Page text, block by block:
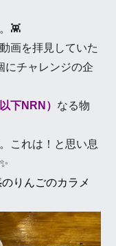
👾
画を拝見していた
にチャレンジの企
下NRN） なる物
これは！と思い息
りんごのカラメ